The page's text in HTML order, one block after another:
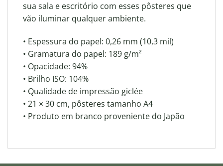
sua sala e escritório com esses pôsteres que
vão iluminar qualquer ambiente.
• Espessura do papel: 0,26 mm (10,3 mil)
• Gramatura do papel: 189 g/m²
• Opacidade: 94%
• Brilho ISO: 104%
• Qualidade de impressão giclée
• 21 × 30 cm, pôsteres tamanho A4
• Produto em branco proveniente do Japão